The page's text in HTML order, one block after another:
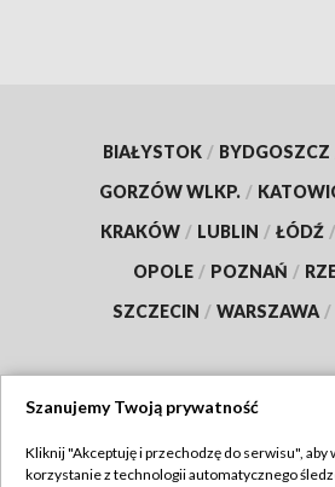
BIAŁYSTOK / BYDGOSZCZ
GORZÓW WLKP. /
KRAKÓW / LUBLIN / ŁÓDŹ /
OPOLE / POZNAŃ /
SZCZECIN / WARSZAWA /
TVP
Szanujemy Twoją prywatność
Kliknij "Akceptuję i przechodzę do serwisu", aby
korzystanie z technologii automatycznego